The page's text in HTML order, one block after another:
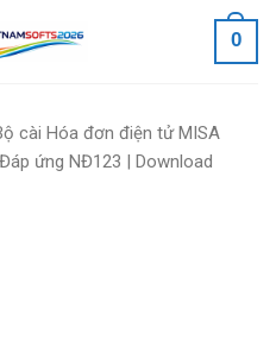
0
cài Hóa đơn điện tử MISA
ứng NĐ123 | Download